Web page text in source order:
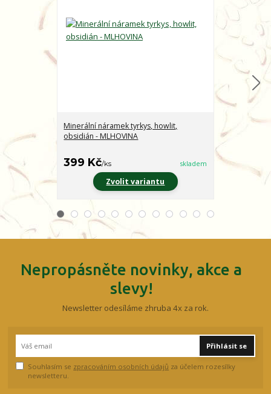
Minerální náramek tyrkys, howlit,
obsidián - MLHOVINA
399 Kč/ks skladem
Zvolit variantu
Minerální
CHARAKTER
399 Kč
Nepropásněte novinky, akce a
slevy!
Newsletter odesíláme zhruba 4x za rok.
Přihlásit se
Souhlasím se zpracováním osobních údajů za účelem rozesílky
newsletteru.